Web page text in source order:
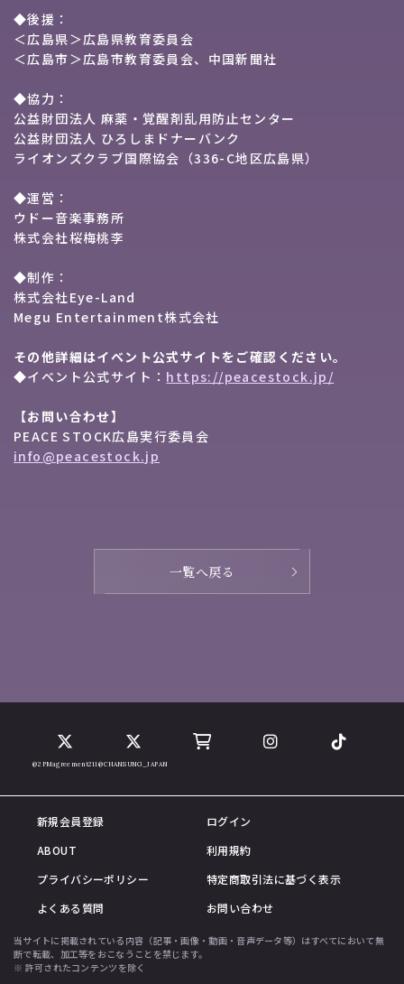
◆後援：
＜広島県＞広島県教育委員会
＜広島市＞広島市教育委員会、中国新聞社
◆協力：
公益財団法人 麻薬・覚醒剤乱用防止センター
公益財団法人 ひろしまドナーバンク
ライオンズクラブ国際協会（336-C地区広島県）
◆運営：
ウドー音楽事務所
株式会社桜梅桃李
◆制作：
株式会社Eye-Land
Megu Entertainment株式会社
その他詳細はイベント公式サイトをご確認ください。
◆イベント公式サイト： https://peacestock.jp/
【お問い合わせ】
PEACE STOCK広島実行委員会
info@peacestock.jp
一覧へ戻る
@2PMagreement211@CHANSUNG_JAPAN
新規会員登録
ログイン
ABOUT
利用規約
プライバシーポリシー
特定商取引法に基づく表示
よくある質問
お問い合わせ
当サイトに掲載されている内容（記事・画像・動画・音声データ等）はすべてにおいて無
断で転載、加工等をおこなうことを禁じます。
※ 許可されたコンテンツを除く